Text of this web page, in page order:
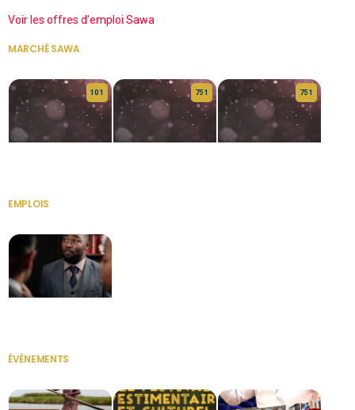
Voir les offres d'emploi Sawa
MARCHÉ SAWA
10 1 75 1 75 1
EMPLOIS
ÉVÉNEMENTS